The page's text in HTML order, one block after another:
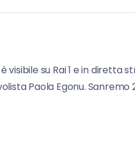
su Rai 1 e in diretta
Paola Egonu.